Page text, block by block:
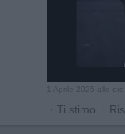
1 Aprile 2025 alle
· Ti stimo ·